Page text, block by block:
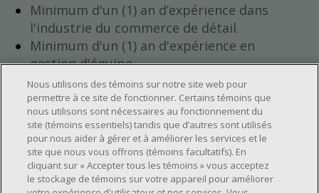
Minimum d'un (1) an d’expérience dans
l'industrie du commerce de détail.
Minimum d'un (1) an d'expérience en
gestion d'équipe.
Avoir l’ambition de progresser au sein de
l’entreprise.
Avoir une grande disponibilité (quarts de
travail le jour, le soir, la fin de semaine).
Horaire de travail à déterminer selon les
besoins opérationnels du magasin.
Être capable d’organiser efficacement son
Nous utilisons des témoins sur notre site web pour
permettre à ce site de fonctionner. Certains témoins que
nous utilisons sont nécessaires au fonctionnement du
site (témoins essentiels) tandis que d’autres sont utilisés
pour nous aider à gérer et à améliorer les services et le
site que nous vous offrons (témoins facultatifs). En
cliquant sur « Accepter tous les témoins » vous acceptez
le stockage de témoins sur votre appareil pour améliorer